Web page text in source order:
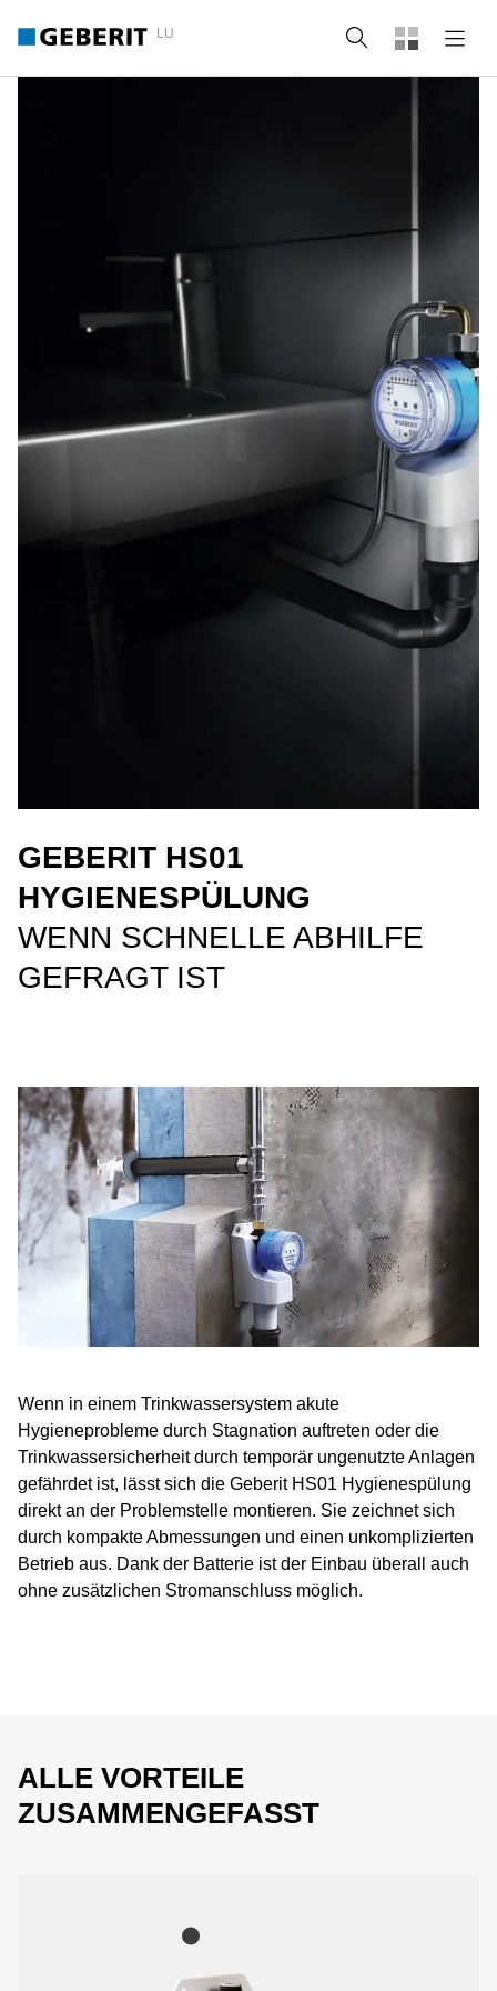
LU Suche
GEBERIT HS01
HYGIENESPÜLUNG
WENN SCHNELLE ABHILFE
GEFRAGT IST
Wenn in einem Trinkwassersystem akute
Hygieneprobleme durch Stagnation auftreten oder die
Trinkwassersicherheit durch temporär ungenutzte Anlagen
gefährdet ist, lässt sich die Geberit HS01 Hygienespülung
direkt an der Problemstelle montieren. Sie zeichnet sich
durch kompakte Abmessungen und einen unkomplizierten
Betrieb aus. Dank der Batterie ist der Einbau überall auch
ohne zusätzlichen Stromanschluss möglich.
ALLE VORTEILE
ZUSAMMENGEFASST